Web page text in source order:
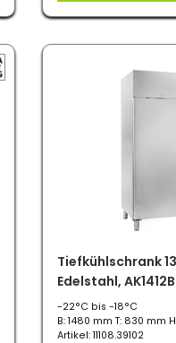
Tiefkühlschrank
Edelstahl,
-22°C bis -18°C
B: 1480 mm T: 830 mm
Artikel: 11108.39102